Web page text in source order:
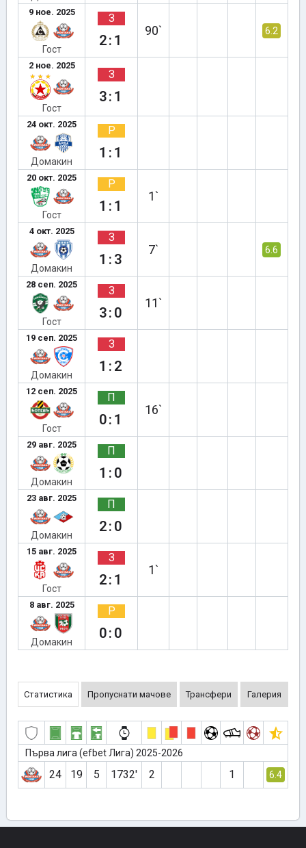
9 ное. 2025
Гост
З
2:1
90` 6.2
2 ное. 2025
Гост
З
3:1
24 окт. 2025
Домакин
Р
1:1
20 окт. 2025
Гост
Р
1:1
1`
4 окт. 2025
Домакин
З
1:3
7` 6.6
28 сеп. 2025
Гост
З
3:0
11`
19 сеп. 2025
Домакин
З
1:2
12 сеп. 2025
Гост
П
0:1
16`
29 авг. 2025
Домакин
П
1:0
23 авг. 2025
Домакин
П
2:0
15 авг. 2025
Гост
З
2:1
1`
8 авг. 2025
Домакин
Р
0:0
Статистика Пропуснати мачове Трансфери Галерия
Първа лига (efbet Лига) 2025-2026
24 19 5 1732′ 2 1 6.4